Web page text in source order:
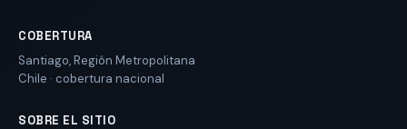
COBERTURA
Santiago,Región Metropolitana
Chile · cobertura nacional
SOBRE EL SITIO